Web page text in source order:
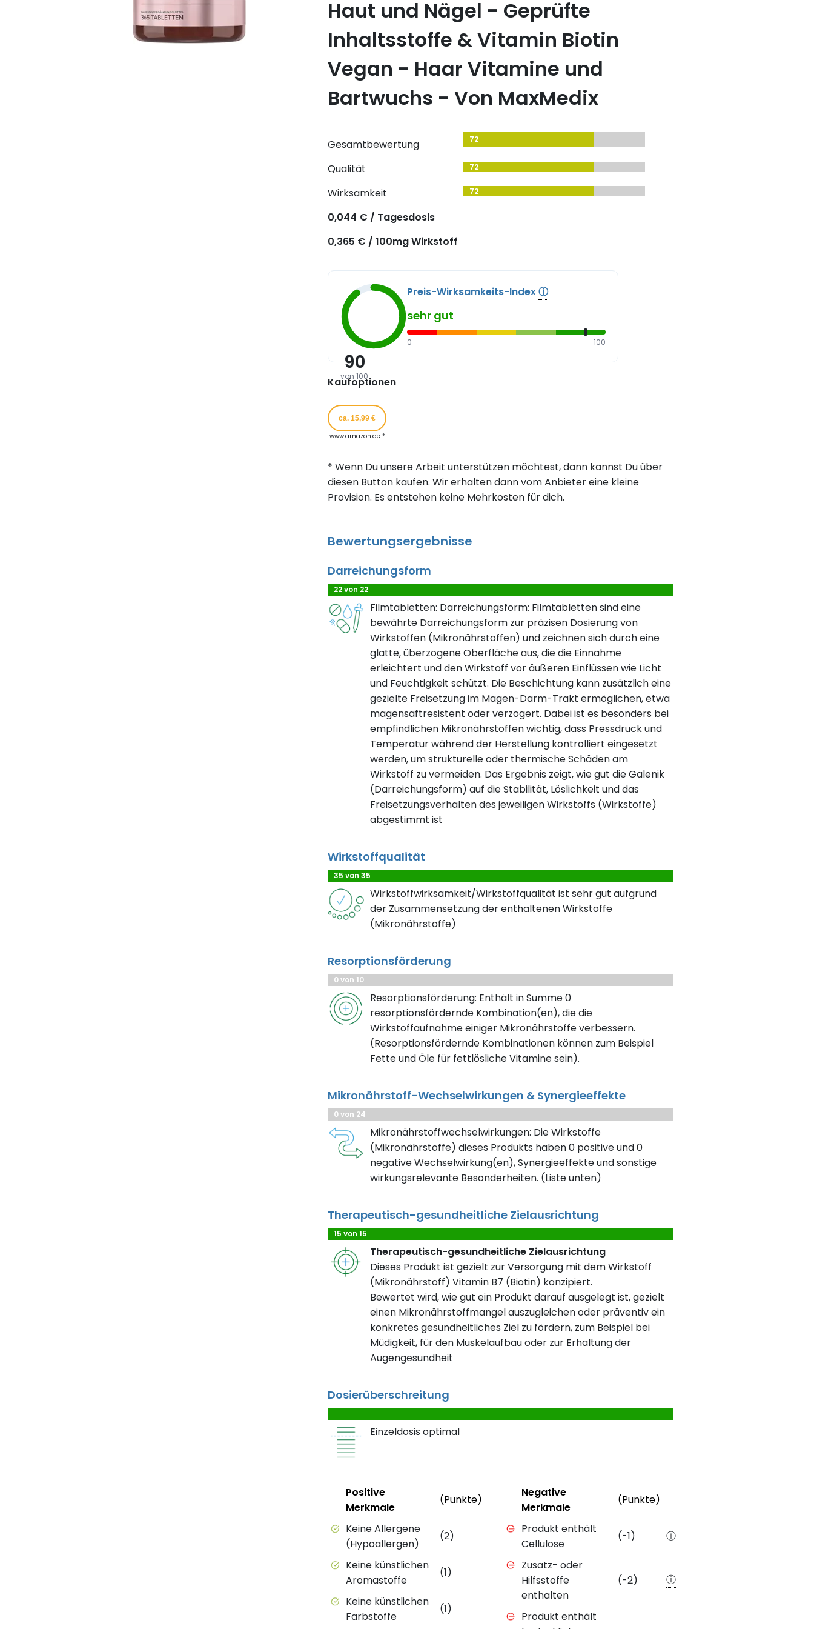
Haut und Nägel - Geprüfte
Inhaltsstoffe & Vitamin Biotin
Vegan - Haar Vitamine und
Bartwuchs - Von MaxMedix
Gesamtbewertung 72
Qualität 72
Wirksamkeit 72
0,044 € / Tagesdosis
0,365 € / 100mg Wirkstoff
90
von 100
Preis-Wirksamkeits-Indexⓘ
sehr gut
0 100
Kaufoptionen
ca. 15,99 €
www.amazon.de *
* Wenn Du unsere Arbeit unterstützen möchtest, dann kannst Du über
diesen Button kaufen. Wir erhalten dann vom Anbieter eine kleine
Provision. Es entstehen keine Mehrkosten für dich.
Bewertungsergebnisse
Darreichungsform
22 von 22
Filmtabletten: Darreichungsform: Filmtabletten sind eine
bewährte Darreichungsform zur präzisen Dosierung von
Wirkstoffen (Mikronährstoffen) und zeichnen sich durch eine
glatte, überzogene Oberfläche aus, die die Einnahme
erleichtert und den Wirkstoff vor äußeren Einflüssen wie Licht
und Feuchtigkeit schützt. Die Beschichtung kann zusätzlich eine
gezielte Freisetzung im Magen-Darm-Trakt ermöglichen, etwa
magensaftresistent oder verzögert. Dabei ist es besonders bei
empfindlichen Mikronährstoffen wichtig, dass Pressdruck und
Temperatur während der Herstellung kontrolliert eingesetzt
werden, um strukturelle oder thermische Schäden am
Wirkstoff zu vermeiden. Das Ergebnis zeigt, wie gut die Galenik
(Darreichungsform) auf die Stabilität, Löslichkeit und das
Freisetzungsverhalten des jeweiligen Wirkstoffs (Wirkstoffe)
abgestimmt ist
Wirkstoffqualität
35 von 35
Wirkstoffwirksamkeit/Wirkstoffqualität ist sehr gut aufgrund
der Zusammensetzung der enthaltenen Wirkstoffe
(Mikronährstoffe)
Resorptionsförderung
0 von 10
Resorptionsförderung: Enthält in Summe 0
resorptionsfördernde Kombination(en), die die
Wirkstoffaufnahme einiger Mikronährstoffe verbessern.
(Resorptionsfördernde Kombinationen können zum Beispiel
Fette und Öle für fettlösliche Vitamine sein).
Mikronährstoff-Wechselwirkungen & Synergieeffekte
0 von 24
Mikronährstoffwechselwirkungen: Die Wirkstoffe
(Mikronährstoffe) dieses Produkts haben 0 positive und 0
negative Wechselwirkung(en), Synergieeffekte und sonstige
wirkungsrelevante Besonderheiten. (Liste unten)
Therapeutisch-gesundheitliche Zielausrichtung
15 von 15
Therapeutisch-gesundheitliche Zielausrichtung
Dieses Produkt ist gezielt zur Versorgung mit dem Wirkstoff
(Mikronährstoff) Vitamin B7 (Biotin) konzipiert.
Bewertet wird, wie gut ein Produkt darauf ausgelegt ist, gezielt
einen Mikronährstoffmangel auszugleichen oder präventiv ein
konkretes gesundheitliches Ziel zu fördern, zum Beispiel bei
Müdigkeit, für den Muskelaufbau oder zur Erhaltung der
Augengesundheit
Dosierüberschreitung
Einzeldosis optimal
Positive Merkmale des Produkts mit Punktebewertung
StatusPositive
Merkmale
(Punkte)
Weitere Informationen
Keine Allergene
(Hypoallergen)
(2)
Keine künstlichen
Aromastoffe
(1)
Keine künstlichen
Farbstoffe
(1)
Negative Merkmale des Produkts mit Punkteabzug
StatusNegative
Merkmale
(Punkte)
Produkt enthält
Cellulose
(-1) ⓘ
Zusatz- oder
Hilfsstoffe
enthalten
(-2) ⓘ
Produkt enthält